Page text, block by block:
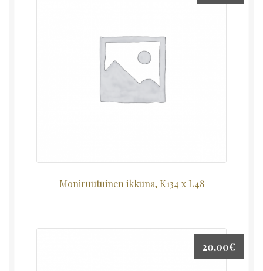
Moniruutuinen ikkuna, K134 x L48
20,00€